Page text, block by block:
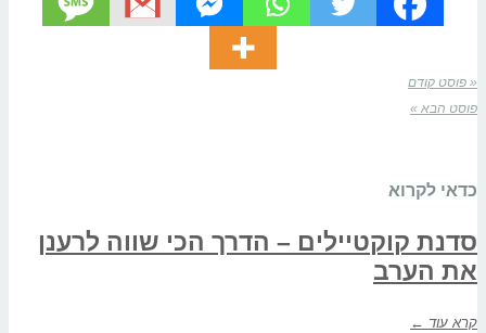
« פוסט קודם
פוסט הבא »
כדאי לקרוא
סדנת קוקטיילים – הדרך הכי שווה לרענן
את הערב
קרא עוד ←